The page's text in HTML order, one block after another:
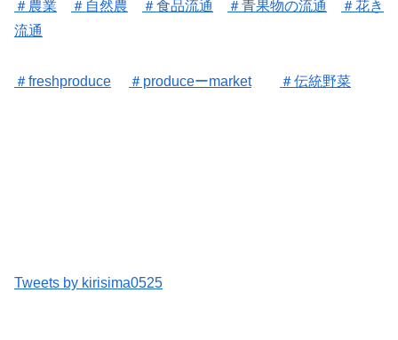
＃農業 ＃自然農 ＃食品流通 ＃青果物の流通
＃花き
流通
＃freshproduce ＃produceーmarket ＃伝統野菜
Tweets by kirisima0525